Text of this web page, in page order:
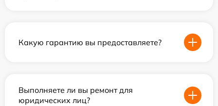
Какую гарантию вы предоставляете?
Выполняете ли вы ремонт для
юридических лиц?